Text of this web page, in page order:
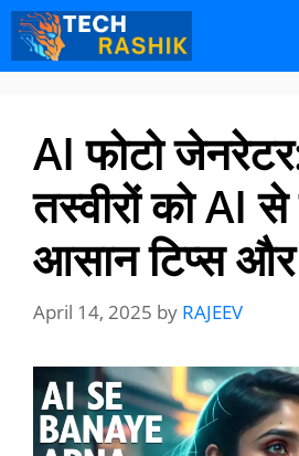
Skip
content
Skip
content
AI फोटो
तस्वीरों को AI से
आसान टिप्स और
April 14, 2025 by RAJEEV